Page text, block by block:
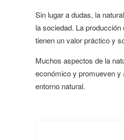
Sin lugar a dudas, la
la sociedad. La
tienen un valor práctico y
Muchos aspectos de la
económico y promueven y
entorno natural.